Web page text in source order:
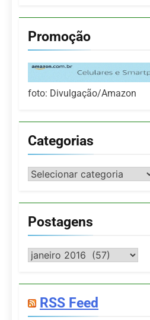
Promoção
foto: Divulgação/Amazon
Categorias
Categorias
Postagens
Postagens
RSS Feed